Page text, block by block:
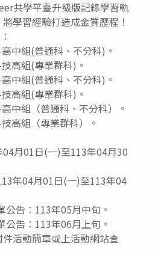
共學平臺升級版記錄學習軌
學習經驗打造成金質歷程！
中組(普通科、不分科)。
高組(專業群科)。
中組(普通科、不分科)。
高組(專業群科)。
中組（普通科、不分科）。
高組（專業群科）。
月01日(一)至113年04月30
年04月01日(一)至113年04
公告：113年05月中旬。
公告：113年06月上旬。
活動簡章或上活動網站查